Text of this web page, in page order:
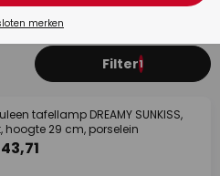
Filter1
tafellamp DREAMY SUNKISS,
hoogte 29 cm, porselein
merken